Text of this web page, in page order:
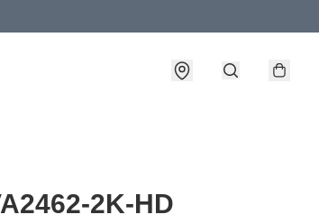
2K-HD